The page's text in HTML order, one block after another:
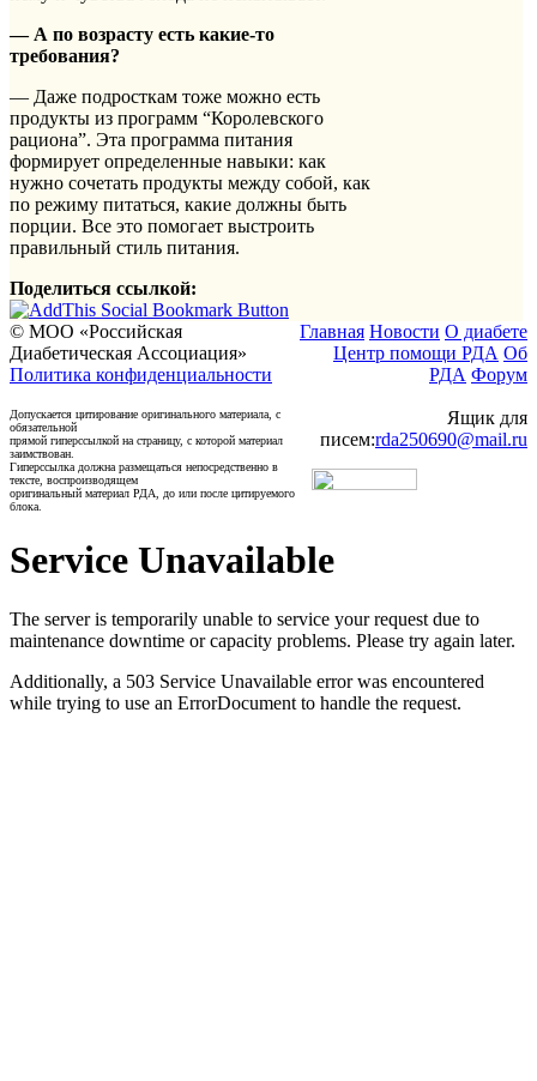
— А по возрасту есть какие-то
требования?
— Даже подросткам тоже можно есть
продукты из программ “Королевского
рациона”. Эта программа питания
формирует определенные навыки: как
нужно сочетать продукты между собой, как
по режиму питаться, какие должны быть
порции. Все это помогает выстроить
правильный стиль питания.
Поделиться ссылкой:
© МОО «Российская
Диабетическая Ассоциация»
Политика конфиденциальности
Допускается цитирование оригинального материала, с
обязательной
прямой гиперссылкой на страницу, с которой материал
заимствован.
Гиперссылка должна размещаться непосредственно в
тексте, воспроизводящем
оригинальный материал РДА, до или после цитируемого
блока.
Главная Новости О диабете
Центр помощи РДА Об
РДА Форум
Ящик для
писем:rda250690@mail.ru
Service Unavailable
The server is temporarily unable to service your request due to
maintenance downtime or capacity problems. Please try again later.
Additionally, a 503 Service Unavailable error was encountered
while trying to use an ErrorDocument to handle the request.